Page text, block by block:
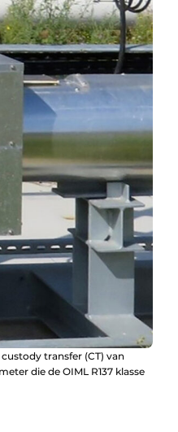
transfer (CT) van
die de OIML R137 klasse